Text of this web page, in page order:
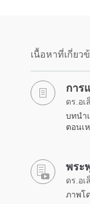
เนื้อหาที่เกี่ยว
การ
ดร.อเ
บทนำ
ตอนเ
พระ
ดร.อเ
ภาพโ